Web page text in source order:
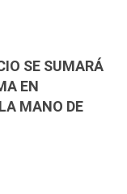
SE SUMARÁ
EN
MANO DE